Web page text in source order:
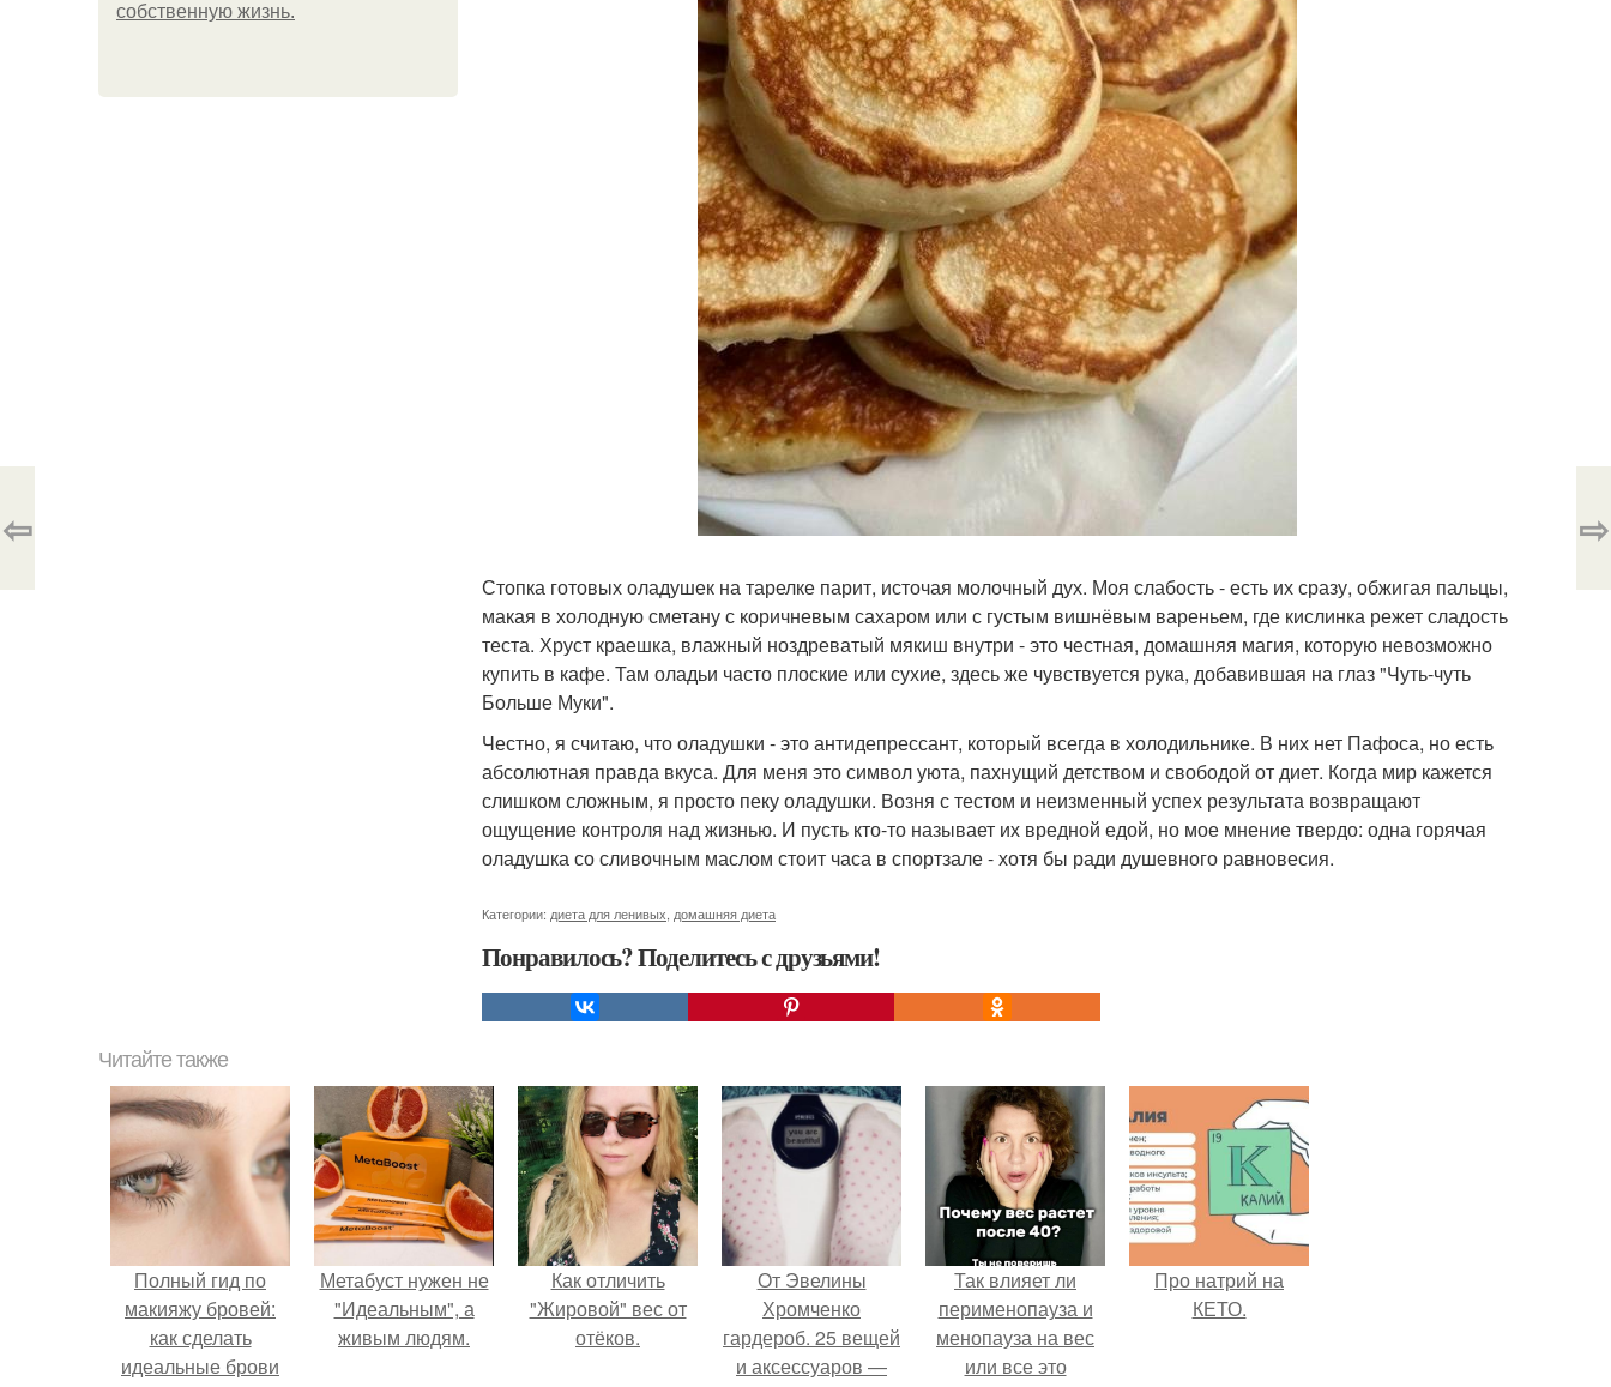
собственную жизнь.
Стопка готовых оладушек на тарелке парит, источая молочный дух. Моя слабость - есть их сразу, обжигая пальцы,
макая в холодную сметану с коричневым сахаром или с густым вишнёвым вареньем, где кислинка режет сладость
теста. Хруст краешка, влажный ноздреватый мякиш внутри - это честная, домашняя магия, которую невозможно
купить в кафе. Там оладьи часто плоские или сухие, здесь же чувствуется рука, добавившая на глаз "Чуть-чуть
Больше Муки".
Честно, я считаю, что оладушки - это антидепрессант, который всегда в холодильнике. В них нет Пафоса, но есть
абсолютная правда вкуса. Для меня это символ уюта, пахнущий детством и свободой от диет. Когда мир кажется
слишком сложным, я просто пеку оладушки. Возня с тестом и неизменный успех результата возвращают
ощущение контроля над жизнью. И пусть кто-то называет их вредной едой, но мое мнение твердо: одна горячая
оладушка со сливочным маслом стоит часа в спортзале - хотя бы ради душевного равновесия.
Категории: диета для ленивых домашняя диета
Понравилось? Поделитесь с друзьями!
⇦ ⇨
Читайте также
Полный гид по
макияжу бровей:
как сделать
идеальные брови
Метабуст нужен не
"Идеальным", а
живым людям.
Как отличить
"Жировой" вес от
отёков.
От Эвелины
Хромченко
гардероб. 25 вещей
и аксессуаров —
Так влияет ли
перименопауза и
менопауза на вес
или все это
Про натрий на
КЕТО.